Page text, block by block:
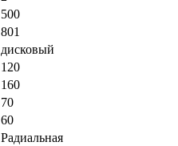
500
801
дисковый
120
160
70
60
Радиальная